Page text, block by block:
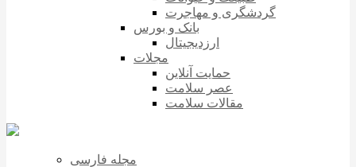
گردشگری و مهاجرت
بانک و بورس
ارزدیجیتال
مجلات
حمایت آنلاین
عصر سلامت
مقالات سلامت
مجله فارسی